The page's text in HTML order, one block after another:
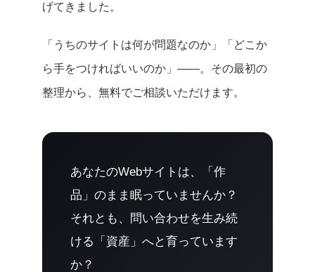
げてきました。
「うちのサイトは何が問題なのか」「どこか
ら手をつければいいのか」——。その最初の
整理から、無料でご相談いただけます。
あなたのWebサイトは、「作
品」のまま眠っていませんか？
それとも、問い合わせを生み続
ける「資産」へと育っています
か？